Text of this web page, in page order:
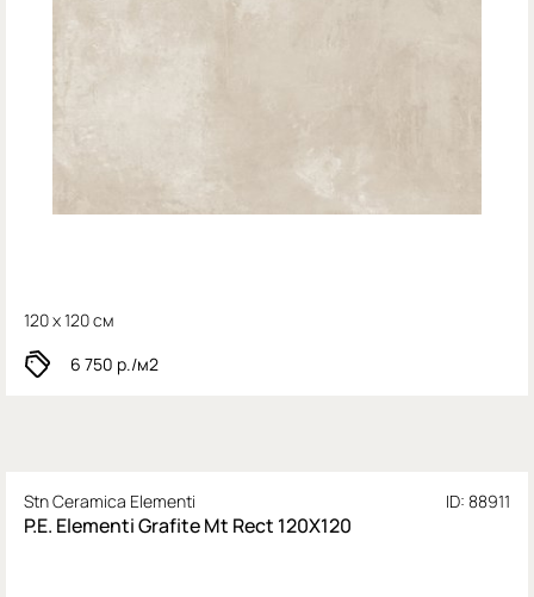
120 x 120 см
6 750 р./м2
Stn Ceramica Elementi ID: 88911
P.E. Elementi Grafite Mt Rect 120X120